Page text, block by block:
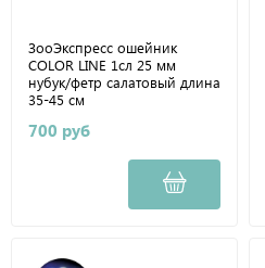
ЗооЭкспресс ошейник
COLOR LINE 1сл 25 мм
нубук/фетр салатовый длина
35-45 см
700 руб